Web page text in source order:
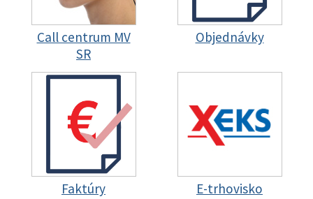
Call centrum MV
SR
Objednávky
Faktúry E-trhovisko